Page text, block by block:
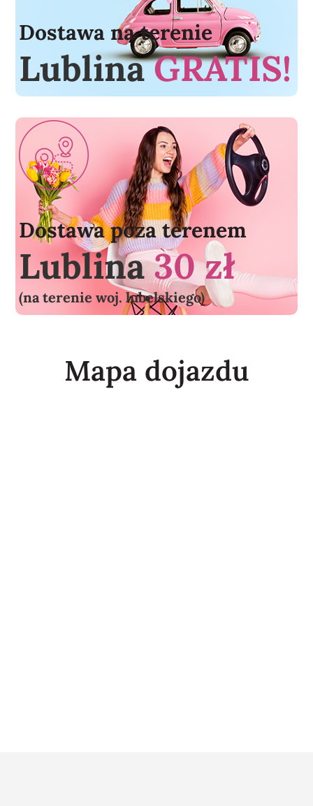
Dostawa na terenie
LublinaGRATIS!
Dostawa poza terenem
Lublina30 zł
(na terenie woj. lubelskiego)
Mapa dojazdu